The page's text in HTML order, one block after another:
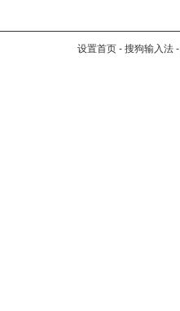
设置首页 - 搜狗输入法 -